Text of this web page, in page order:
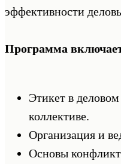
эффективности
Программа
Этикет в
коллективе.
Организация и
Основы